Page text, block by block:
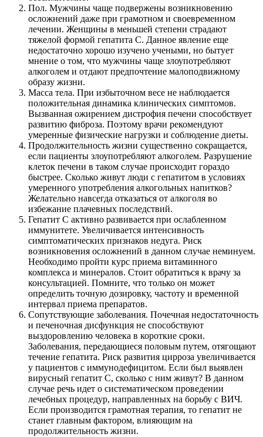
Пол. Мужчины чаще подвержены возникновению
осложнений даже при грамотном и своевременном
лечении. Женщины в меньшей степени страдают
тяжелой формой гепатита С. Данное явление еще
недостаточно хорошо изучено учеными, но бытует
мнение о том, что мужчины чаще злоупотребляют
алкоголем и отдают предпочтение малоподвижному
образу жизни.
Масса тела. При избыточном весе не наблюдается
положительная динамика клинических симптомов.
Вызванная ожирением дистрофия печени способствует
развитию фиброза. Поэтому врачи рекомендуют
умеренные физические нагрузки и соблюдение диеты.
Продолжительность жизни существенно сокращается,
если пациенты злоупотребляют алкоголем. Разрушение
клеток печени в таком случае происходит гораздо
быстрее. Сколько живут люди с гепатитом в условиях
умеренного употребления алкогольных напитков?
Желательно навсегда отказаться от алкоголя во
избежание плачевных последствий.
Гепатит С активно развивается при ослабленном
иммунитете. Увеличивается интенсивность
симптоматических признаков недуга. Риск
возникновения осложнений в данном случае неминуем.
Необходимо пройти курс приема витаминного
комплекса и минералов. Стоит обратиться к врачу за
консультацией. Помните, что только он может
определить точную дозировку, частоту и временной
интервал приема препаратов.
Сопутствующие заболевания. Почечная недостаточность
и печеночная дисфункция не способствуют
выздоровлению человека в короткие сроки.
Заболевания, передающиеся половым путем, отягощают
течение гепатита. Риск развития цирроза увеличивается
у пациентов с иммунодефицитом. Если был выявлен
вирусный гепатит С, сколько с ним живут? В данном
случае речь идет о систематическом проведении
лечебных процедур, направленных на борьбу с ВИЧ.
Если производится грамотная терапия, то гепатит не
станет главным фактором, влияющим на
продолжительность жизни.